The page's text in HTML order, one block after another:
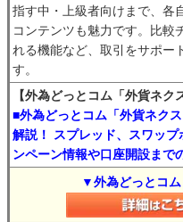
指す中・上級者向けまで、各
コンテンツも魅力です。比較
れる機能など、取引をサポー
す。
【外為どっとコム「外貨ネク
■外為どっとコム「外貨ネク
解説！ スプレッド、スワッ
ンペーン情報や口座開設まで
▼外為どっとコ